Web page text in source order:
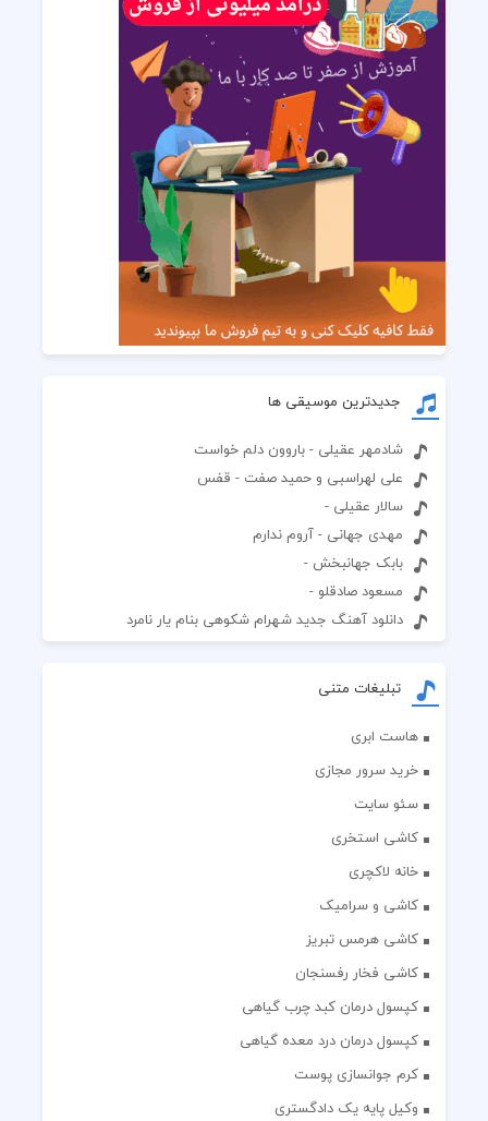
جدیدترین موسیقی ها
شادمهر عقیلی - باروون دلم خواست
علی لهراسبی و حمید صفت - قفس
سالار عقیلی -
مهدی جهانی - آروم ندارم
بابک جهانبخش -
مسعود صادقلو -
دانلود آهنگ جدید شهرام شکوهی بنام یار نامرد
تبلیغات متنی
هاست ابری
خرید سرور مجازی
سئو سایت
کاشی استخری
خانه لاکچری
کاشی و سرامیک
کاشی هرمس تبریز
کاشی فخار رفسنجان
کپسول درمان کبد چرب گیاهی
کپسول درمان درد معده گیاهی
کرم جوانسازی پوست
وکیل پایه یک دادگستری